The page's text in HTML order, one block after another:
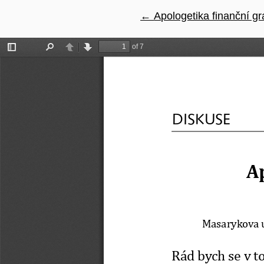
←Návrat na podrobnosti
Apologetika finanční